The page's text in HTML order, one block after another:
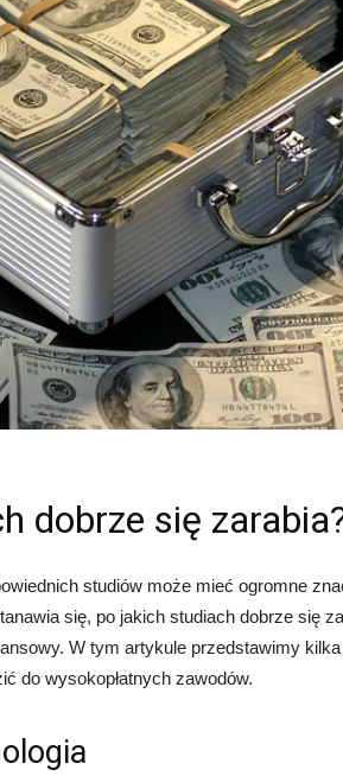
dobrze się
studiów może mieć ogromne
się, po jakich studiach dobrze się
W tym artykule przedstawimy
do wysokopłatnych zawodów.